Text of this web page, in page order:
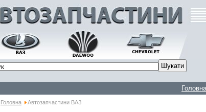
Головна
Головна Автозапчастини ВАЗ